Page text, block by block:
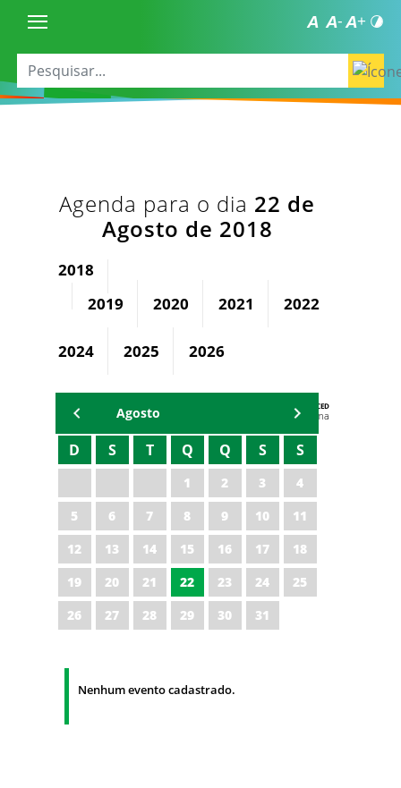
Agenda para o dia 22 de
Agosto de 2018
2018
2019
2020 2021 2022
2024 2025 2026
AGENDA DA CODED/CED
Vagna Lima
Agosto
D S T Q Q S S
1 2 3
4
5
6 7 8 9 10
11
12
13 14 15 16 17
18
19
20 21 22 23 24
25
26
27 28 29 30 31
Nenhum evento cadastrado.